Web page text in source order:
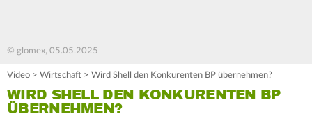
© glomex, 05.05.2025
Video > Wirtschaft > Wird Shell den Konkurenten BP übernehmen?
WIRD SHELL DEN KONKURENTEN BP
ÜBERNEHMEN?